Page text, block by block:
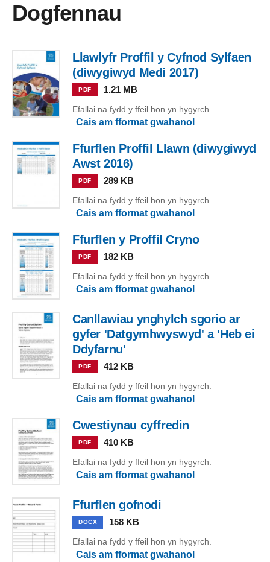
Dogfennau
Llawlyfr Proffil y Cyfnod Sylfaen
(diwygiwyd Medi 2017)
PDF 1.21 MB
Efallai na fydd y ffeil hon yn hygyrch.
Cais am fformat gwahanol
Ffurflen Proffil Llawn (diwygiwyd
Awst 2016)
PDF 289 KB
Efallai na fydd y ffeil hon yn hygyrch.
Cais am fformat gwahanol
Ffurflen y Proffil Cryno
PDF 182 KB
Efallai na fydd y ffeil hon yn hygyrch.
Cais am fformat gwahanol
Canllawiau ynghylch sgorio ar
gyfer 'Datgymhwyswyd' a 'Heb ei
Ddyfarnu'
PDF 412 KB
Efallai na fydd y ffeil hon yn hygyrch.
Cais am fformat gwahanol
Cwestiynau cyffredin
PDF 410 KB
Efallai na fydd y ffeil hon yn hygyrch.
Cais am fformat gwahanol
Ffurflen gofnodi
DOCX 158 KB
Efallai na fydd y ffeil hon yn hygyrch.
Cais am fformat gwahanol